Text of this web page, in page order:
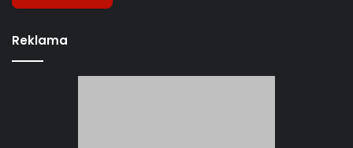
Reklama